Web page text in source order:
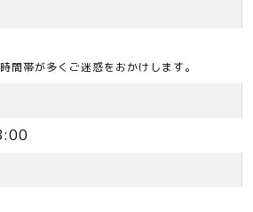
間帯が多くご迷惑をおかけします。